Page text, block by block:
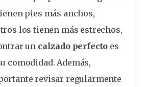
pies más anchos,
los tienen más estrechos,
un calzado perfecto es
comodidad. Además,
revisar regularmente